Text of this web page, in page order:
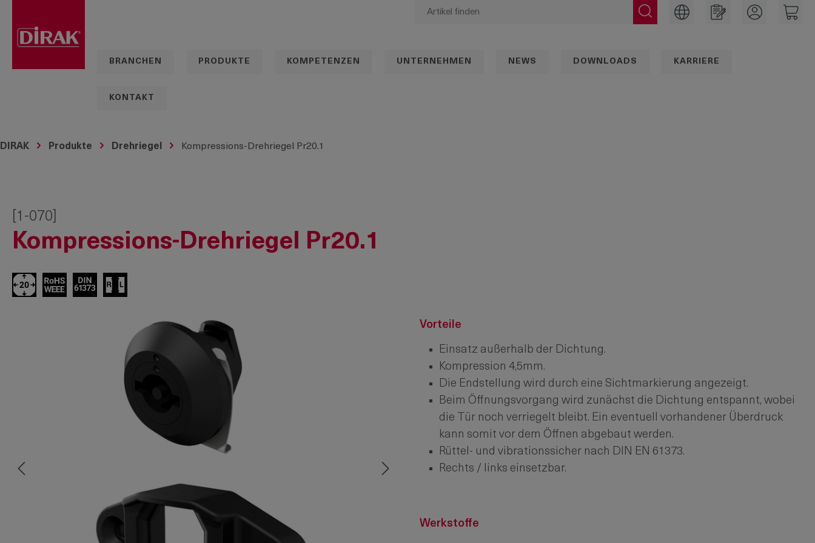
BRANCHEN PRODUKTE KOMPETENZEN UNTERNEHMEN NEWS DOWNLOADS KARRIERE
KONTAKT
DIRAK Produkte Drehriegel Kompressions-Drehriegel Pr20.1
[1-070]
Kompressions-Drehriegel Pr20.1
Vorteile
Einsatz außerhalb der Dichtung.
Kompression 4,5mm.
Die Endstellung wird durch eine Sichtmarkierung angezeigt.
Beim Öffnungsvorgang wird zunächst die Dichtung entspannt, wobei
die Tür noch verriegelt bleibt. Ein eventuell vorhandener Überdruck
kann somit vor dem Öffnen abgebaut werden.
Rüttel- und vibrationssicher nach DIN EN 61373.
Rechts / links einsetzbar.
Werkstoffe